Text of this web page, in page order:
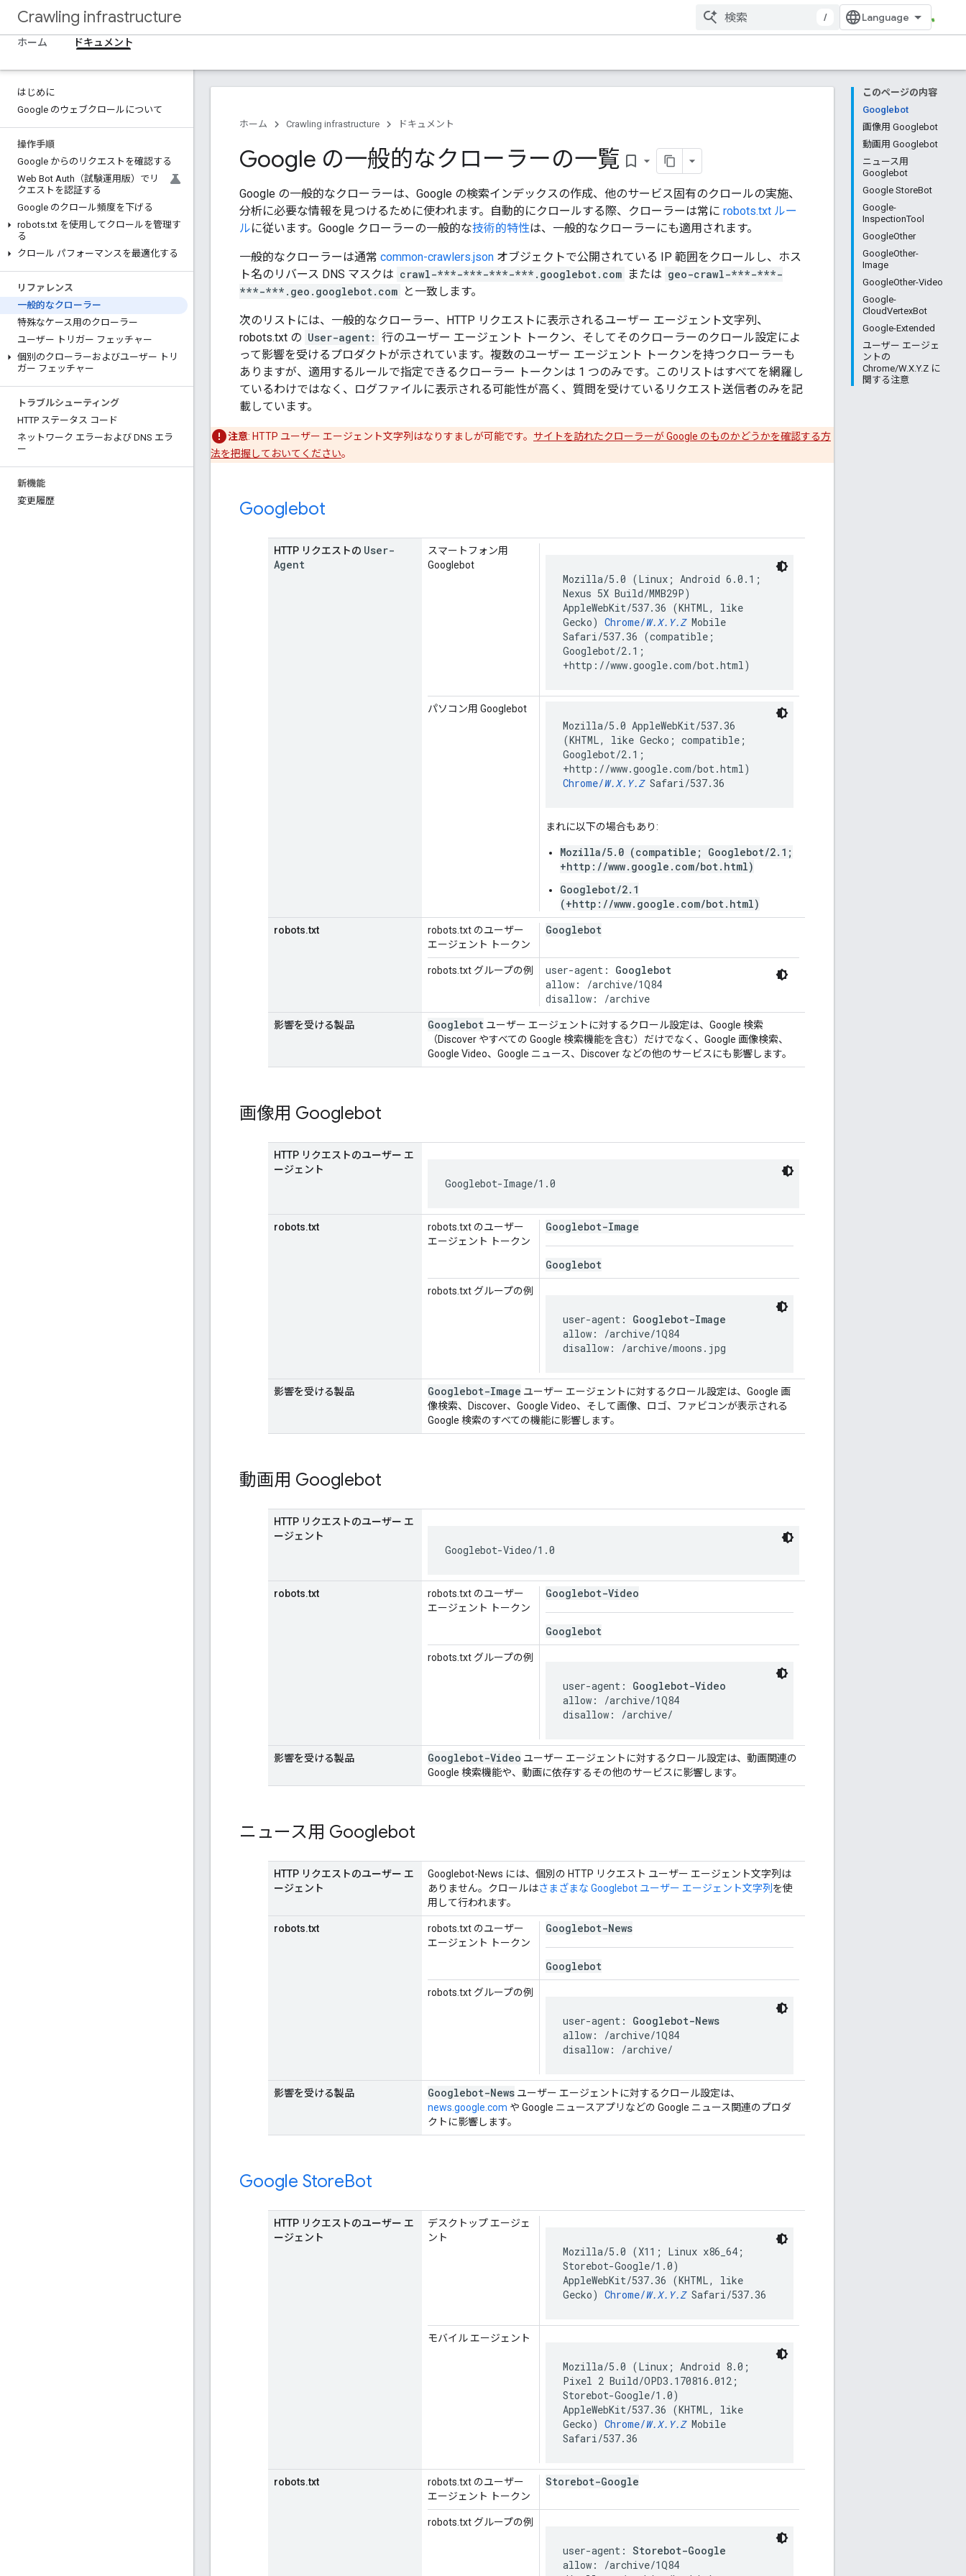
Crawling infrastructure
/
ホーム
ドキュメント
はじめに
Google のウェブクロールについて
操作手順
Google からのリクエストを確認する
Web Bot Auth（試験運用版）でリ
クエストを認証する
Google のクロール頻度を下げる
robots.txt を使用してクロールを管理す
る
クロール パフォーマンスを最適化する
リファレンス
一般的なクローラー
特殊なケース用のクローラー
ユーザー トリガー フェッチャー
個別のクローラーおよびユーザー トリ
ガー フェッチャー
トラブルシューティング
HTTP ステータス コード
ネットワーク エラーおよび DNS エラ
ー
新機能
変更履歴
このページの内容
Googlebot
画像用 Googlebot
動画用 Googlebot
ニュース用
Googlebot
Google StoreBot
Google-
InspectionTool
GoogleOther
GoogleOther-
Image
GoogleOther-Video
Google-
CloudVertexBot
Google-Extended
ユーザー エージェ
ントの
Chrome/W.X.Y.Z に
関する注意
ホーム Crawling infrastructure ドキュメント
Google の一般的なクローラーの一覧 bookmark_border
Google の一般的なクローラーは、Google の検索インデックスの作成、他のサービス固有のクロールの実施、
分析に必要な情報を見つけるために使われます。自動的にクロールする際、クローラーは常に robots.txt ルー
ルに従います。Google クローラーの一般的な技術的特性は、一般的なクローラーにも適用されます。
一般的なクローラーは通常 common-crawlers.json オブジェクトで公開されている IP 範囲をクロールし、ホス
ト名のリバース DNS マスクは crawl-***-***-***-***.googlebot.com または geo-crawl-***-***-
***-***.geo.googlebot.com と一致します。
次のリストには、一般的なクローラー、HTTP リクエストに表示されるユーザー エージェント文字列、
robots.txt の User-agent: 行のユーザー エージェント トークン、そしてそのクローラーのクロール設定によ
って影響を受けるプロダクトが示されています。複数のユーザー エージェント トークンを持つクローラーも
ありますが、適用するルールで指定できるクローラー トークンは 1 つのみです。このリストはすべてを網羅し
ているわけではなく、ログファイルに表示される可能性が高く、質問を受けているリクエスト送信者のみを記
載しています。
注意: HTTP ユーザー エージェント文字列はなりすましが可能です。 サイトを訪れたクローラーが Google のものかどうかを確認する方
法を把握しておいてください。
Googlebot
HTTP リクエストの User-
Agent
スマートフォン用
Googlebot
Mozilla/5.0 (Linux; Android 6.0.1;
Nexus 5X Build/MMB29P)
AppleWebKit/537.36 (KHTML, like
Gecko) Chrome/W.X.Y.ZMobile
Safari/537.36 (compatible;
Googlebot/2.1;
+http://www.google.com/bot.html)
パソコン用 Googlebot
Mozilla/5.0 AppleWebKit/537.36
(KHTML, like Gecko; compatible;
Googlebot/2.1;
+http://www.google.com/bot.html)
Chrome/W.X.Y.ZSafari/537.36
まれに以下の場合もあり:
Mozilla/5.0 (compatible; Googlebot/2.1;
+http://www.google.com/bot.html)
Googlebot/2.1
(+http://www.google.com/bot.html)
robots.txt
robots.txt のユーザー
エージェント トークン
Googlebot
robots.txt グループの例 user-agent: Googlebot
allow: /archive/1Q84
disallow: /archive
影響を受ける製品 Googlebot ユーザー エージェントに対するクロール設定は、Google 検索
（Discover やすべての Google 検索機能を含む）だけでなく、Google 画像検索、
Google Video、Google ニュース、Discover などの他のサービスにも影響します。
画像用 Googlebot
HTTP リクエストのユーザー エ
ージェント
Googlebot-Image/1.0
robots.txt
robots.txt のユーザー
エージェント トークン
Googlebot-Image
Googlebot
robots.txt グループの例
user-agent: Googlebot-Image
allow: /archive/1Q84
disallow: /archive/moons.jpg
影響を受ける製品 Googlebot-Image ユーザー エージェントに対するクロール設定は、Google 画
像検索、Discover、Google Video、そして画像、ロゴ、ファビコンが表示される
Google 検索のすべての機能に影響します。
動画用 Googlebot
HTTP リクエストのユーザー エ
ージェント
Googlebot-Video/1.0
robots.txt
robots.txt のユーザー
エージェント トークン
Googlebot-Video
Googlebot
robots.txt グループの例
user-agent: Googlebot-Video
allow: /archive/1Q84
disallow: /archive/
影響を受ける製品 Googlebot-Video ユーザー エージェントに対するクロール設定は、動画関連の
Google 検索機能や、動画に依存するその他のサービスに影響します。
ニュース用 Googlebot
HTTP リクエストのユーザー エ
ージェント
Googlebot-News には、個別の HTTP リクエスト ユーザー エージェント文字列は
ありません。クロールはさまざまな Googlebot ユーザー エージェント文字列 を使
用して行われます。
robots.txt
robots.txt のユーザー
エージェント トークン
Googlebot-News
Googlebot
robots.txt グループの例
user-agent: Googlebot-News
allow: /archive/1Q84
disallow: /archive/
影響を受ける製品 Googlebot-News ユーザー エージェントに対するクロール設定は、
news.google.com や Google ニュースアプリなどの Google ニュース関連のプロダ
クトに影響します。
Google StoreBot
HTTP リクエストのユーザー エ
ージェント
デスクトップ エージェ
ント
Mozilla/5.0 (X11; Linux x86_64;
Storebot-Google/1.0)
AppleWebKit/537.36 (KHTML, like
Gecko) Chrome/W.X.Y.ZSafari/537.36
モバイル エージェント
Mozilla/5.0 (Linux; Android 8.0;
Pixel 2 Build/OPD3.170816.012;
Storebot-Google/1.0)
AppleWebKit/537.36 (KHTML, like
Gecko) Chrome/W.X.Y.ZMobile
Safari/537.36
robots.txt
robots.txt のユーザー
エージェント トークン
Storebot-Google
robots.txt グループの例
user-agent: Storebot-Google
allow: /archive/1Q84